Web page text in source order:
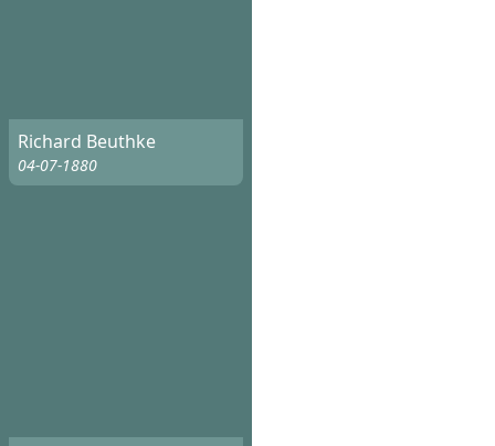
Richard Beuthke
04-07-1880